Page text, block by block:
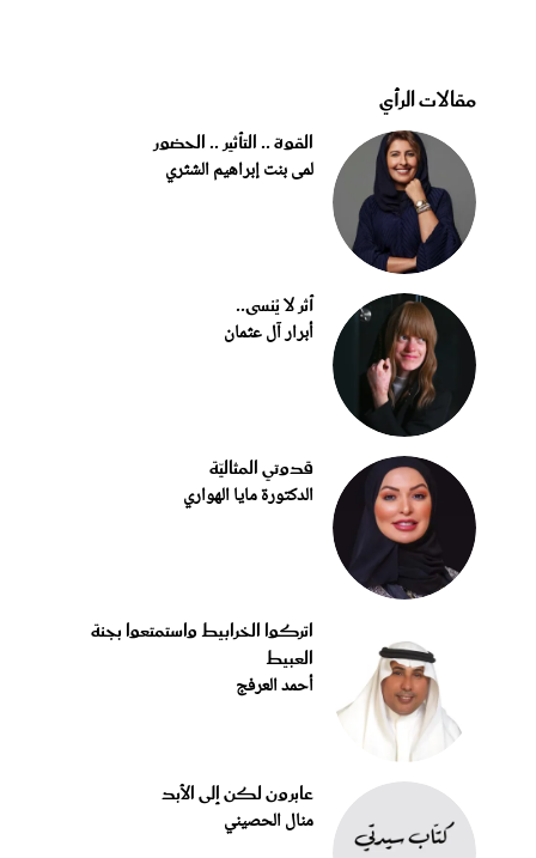
مقالات الرأي
القوة .. التأثير .. الحضور
لمى بنت إبراهيم الشثري
أثر لا يُنسى..
أبرار آل عثمان
قدوتي المثاليّة
الدكتورة مايا الهواري
اتركوا الخرابيط واستمتعوا بجنة
العبيط
أحمد العرفج
عابرون لكن إلى الأبد
منال الحصيني